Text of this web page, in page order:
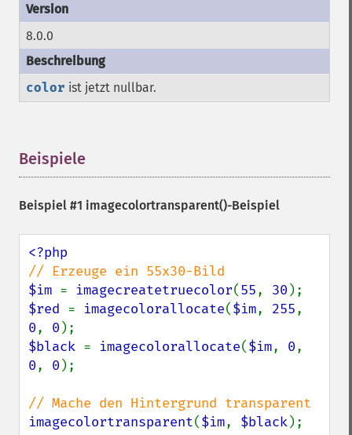
8.0.0
color ist jetzt nullbar.
Beispiele
Beispiel #1 imagecolortransparent()-Beispiel
$im = imagecreatetruecolor(55, 30
$red = imagecolorallocate($im, 255
0, 0
$black = imagecolorallocate($im, 0
0, 0 );
imagecolortransparent($im, $black);